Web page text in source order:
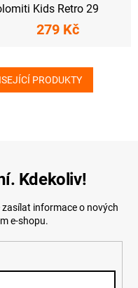
Kids Retro 29
279 Kč
PRODUKTY
Kdekoliv!
informace o nových
e-shopu.